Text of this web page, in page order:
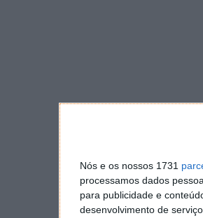
Nós e os nossos 1731
processamos dados
para publicidade e
desenvolvimento de